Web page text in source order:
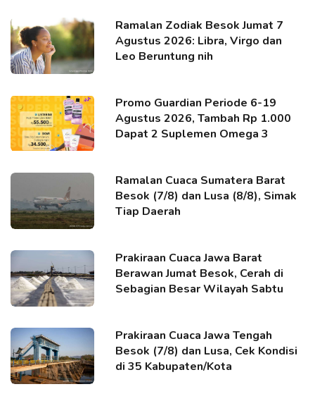
Ramalan Zodiak Besok Jumat 7
Agustus 2026: Libra, Virgo dan
Leo Beruntung nih
Promo Guardian Periode 6-19
Agustus 2026, Tambah Rp 1.000
Dapat 2 Suplemen Omega 3
Ramalan Cuaca Sumatera Barat
Besok (7/8) dan Lusa (8/8), Simak
Tiap Daerah
Prakiraan Cuaca Jawa Barat
Berawan Jumat Besok, Cerah di
Sebagian Besar Wilayah Sabtu
Prakiraan Cuaca Jawa Tengah
Besok (7/8) dan Lusa, Cek Kondisi
di 35 Kabupaten/Kota